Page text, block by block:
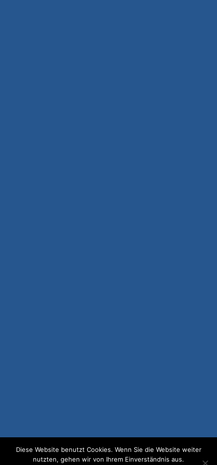
Diese Website benutzt Cookies. Wenn Sie die Website weiter
nutzten, gehen wir von Ihrem Einverständnis aus.